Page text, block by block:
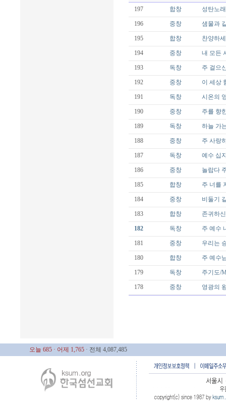
197 합창 성탄노
196 중창 샘물과
195 합창 찬양하
194 중창 내 모든
193 독창 주 걸으
192 중창 이 세상
191 독창 시온의
190 중창 주를 향
189 독창 하늘 가
188 중창 주 사랑
187 독창 예수 십
186 중창 놀랍다
185 합창 주 너를
184 중창 비둘기
183 합창 존귀하
182 독창 주 예수
181 중창 우리는
180 합창 주 예수
179 독창 주기도/
178 중창 영광의
오늘 685 · 어제 1,765 · 전체 4,087,485